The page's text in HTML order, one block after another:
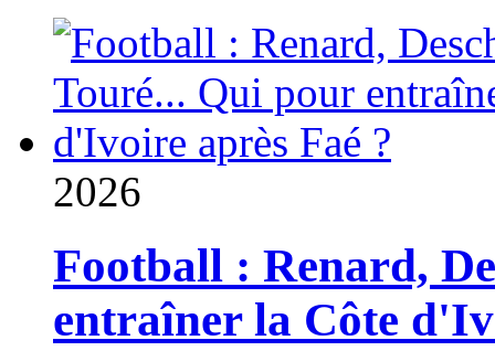
2026
Football : Renard,
entraîner la Côte